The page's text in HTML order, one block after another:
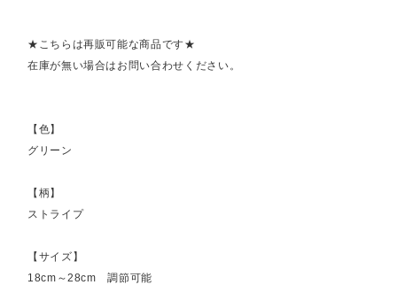
★こちらは再販可能な商品です★
在庫が無い場合はお問い合わせください。
【色】
グリーン
【柄】
ストライプ
【サイズ】
18cm～28cm 調節可能